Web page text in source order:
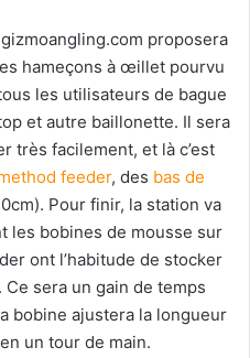
proposera
hameçons à œillet pourvu
les utilisateurs de bague
et autre baillonette. Il sera
très facilement, et là c’est
feeder, des bas de
Pour finir, la station va
les bobines de mousse sur
ont l’habitude de stocker
sera un gain de temps
bobine ajustera la longueur
un tour de main.